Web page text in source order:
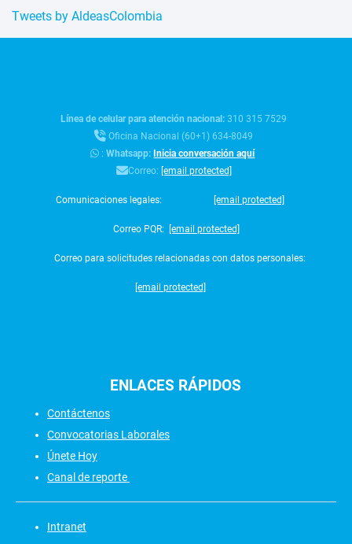
Tweets by AldeasColombia
Línea de celular para atención nacional:310 315 7529
Oficina Nacional (60+1) 634-8049
:Whatsapp: Inicia conversación aquí
Correo: [email protected]
Comunicaciones legales: [email protected]
Correo PQR: [email protected]
Correo para solicitudes relacionadas con datos personales:
[email protected]
ENLACES RÁPIDOS
Contáctenos
Convocatorias Laborales
Únete Hoy
Canal de reporte
Intranet